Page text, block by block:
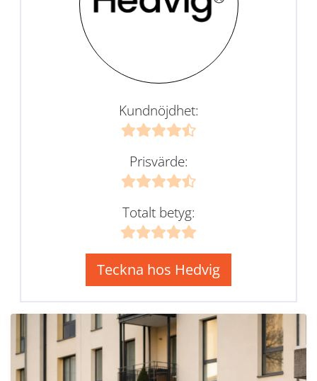
Kundnöjdhet:
Prisvärde:
Totalt betyg:
Teckna hos Hedvig